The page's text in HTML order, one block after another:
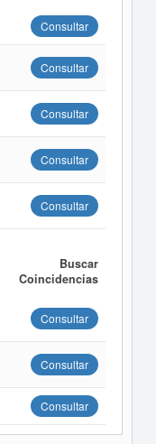
Consultar
Consultar
Consultar
Consultar
Consultar
Buscar
Coincidencias
Consultar
Consultar
Consultar